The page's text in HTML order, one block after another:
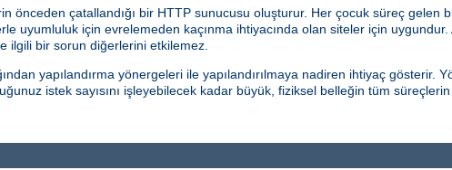
önceden çatallandığı bir HTTP sunucusu oluşturur. Her çocuk süreç gelen
uyumluluk için evrelemeden kaçınma ihtiyacında olan siteler için uygundur.
ilgili bir sorun diğerlerini etkilemez.
yapılandırma yönergeleri ile yapılandırılmaya nadiren ihtiyaç gösterir.
istek sayısını işleyebilecek kadar büyük, fiziksel belleğin tüm süreçlerin